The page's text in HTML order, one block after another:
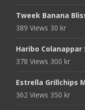
Tweek Banana
389 Views 30 kr
Haribo Colanappar
378 Views 300 kr
Estrella Grillchips
362 Views 350 kr